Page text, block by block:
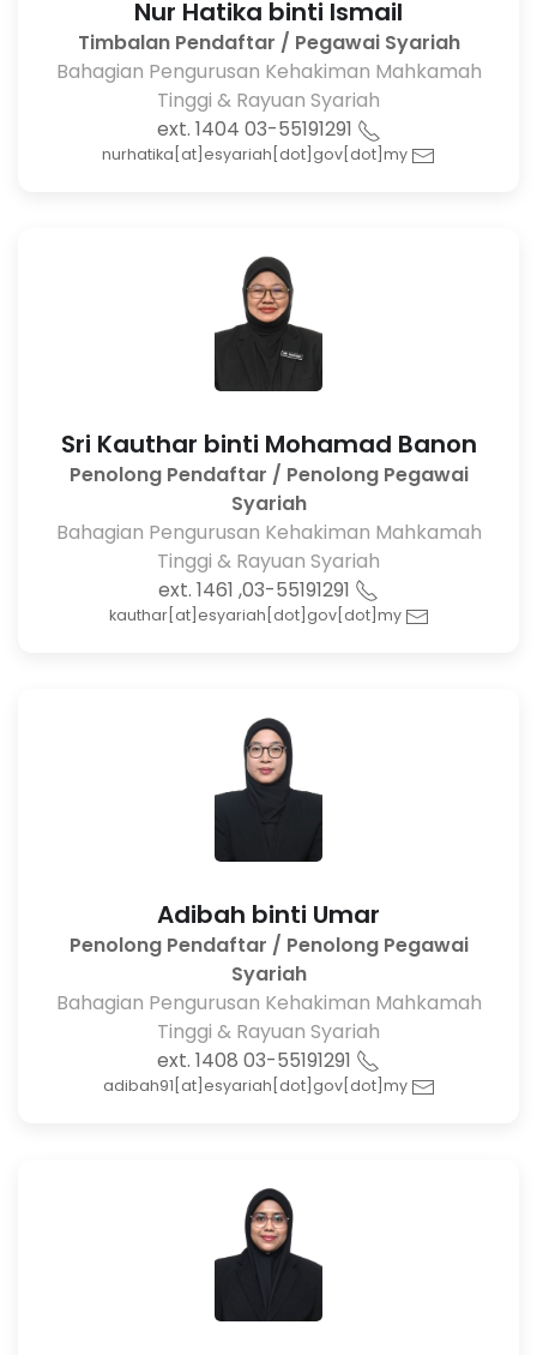
Nur Hatika binti Ismail
Timbalan Pendaftar / Pegawai Syariah
Bahagian Pengurusan Kehakiman Mahkamah
Tinggi & Rayuan Syariah
Sri Kauthar binti Mohamad Banon
Penolong Pendaftar / Penolong Pegawai
Syariah
Bahagian Pengurusan Kehakiman Mahkamah
Tinggi & Rayuan Syariah
kauthar[at]esyariah[dot]gov[dot]my
Adibah binti Umar
Penolong Pendaftar / Penolong Pegawai
Syariah
Bahagian Pengurusan Kehakiman Mahkamah
Tinggi & Rayuan Syariah
adibah91[at]esyariah[dot]gov[dot]my